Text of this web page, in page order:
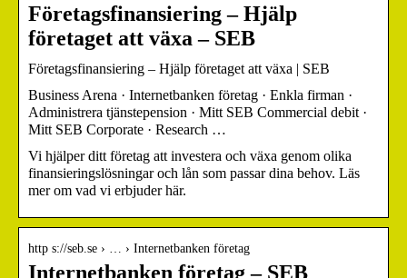
Företagsfinansiering – Hjälp
företaget att växa – SEB
Företagsfinansiering – Hjälp företaget att växa | SEB
Business Arena · Internetbanken företag · Enkla firman ·
Administrera tjänstepension · Mitt SEB Commercial debit ·
Mitt SEB Corporate · Research …
Vi hjälper ditt företag att investera och växa genom olika
finansieringslösningar och lån som passar dina behov. Läs
mer om vad vi erbjuder här.
http s://seb.se › … › Internetbanken företag
Internetbanken företag – SEB